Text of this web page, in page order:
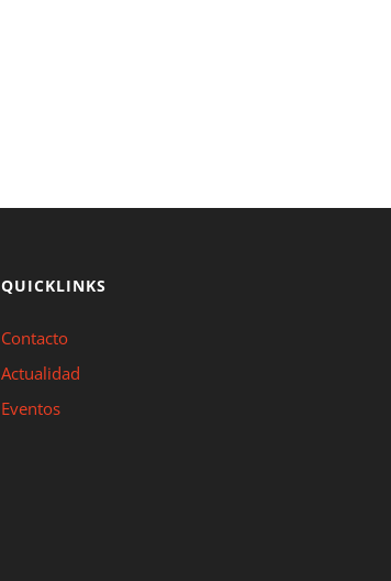
QUICKLINKS
Contacto
Actualidad
Eventos